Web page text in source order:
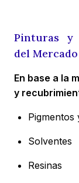
Pinturas y
del Mercado
En base a la
y
Pigmentos
Solventes
Resinas